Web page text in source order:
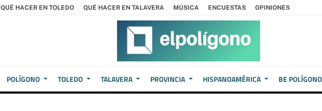
QUÉ HACER EN TOLEDO QUÉ HACER EN TALAVERA MÚSICA ENCUESTAS OPINIONES
POLÍGONO TOLEDO TALAVERA PROVINCIA HISPANOAMÉRICA BE POLÍGONO